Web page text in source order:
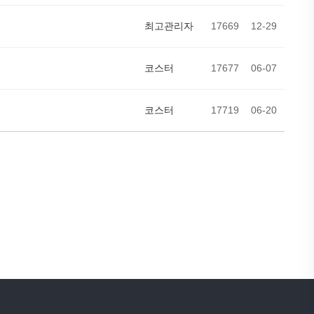
최고관리자 17669 12-29
코스터 17677 06-07
코스터 17719 06-20